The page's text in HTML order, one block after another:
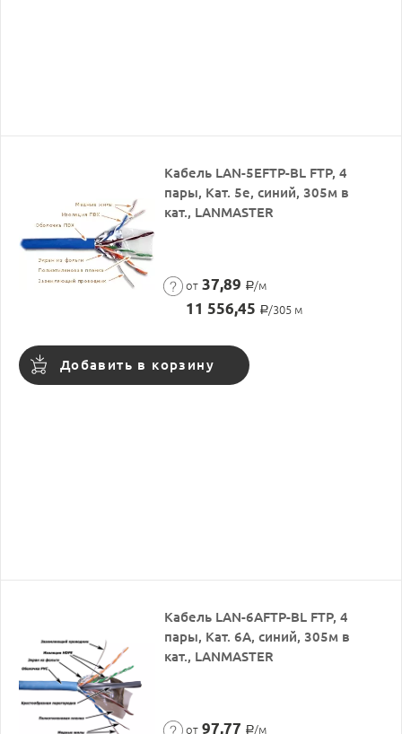
Кабель LAN-5EFTP-BL FTP, 4
пары, Кат. 5е, синий, 305м в
кат., LANMASTER
от 37,89 Р/м
11 556,45 Р/305 м
Добавить в корзину
Кабель LAN-6AFTP-BL FTP, 4
пары, Кат. 6А, cиний, 305м в
кат., LANMASTER
от 97,77 Р/м